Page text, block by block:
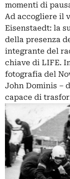
momenti di
Ad accogliere il
Eisenstaedt: la
della presenza
integrante del
chiave di LIFE.
fotografia del
John Dominis –
capace di